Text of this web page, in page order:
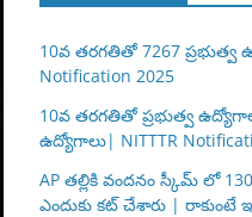
10వ తరగతితో 7267 ప్రభుత్వ
Notification 2025
10వ తరగతితో ప్రభుత్వ
ఉద్యోగాలు| NITTTR
AP తల్లికి వందనం స్కీమ్ లో
ఎందుకు కట్ చేశారు |